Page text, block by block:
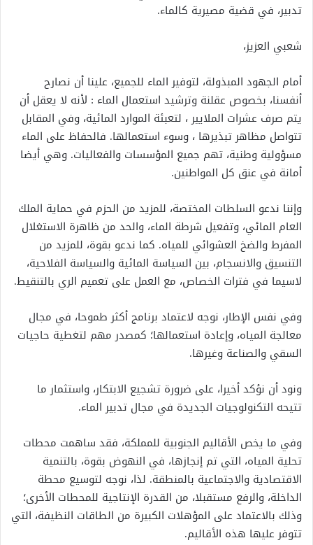
تدبير، في قضية مصيرية كالماء.
شعبي العزيز،
أمام الجهود المبذولة، لتوفير الماء للجميع، علينا أن نصارح
أنفسنا، بخصوص عقلنة وترشيد استعمال الماء : لأنه لا يعقل أن
يتم صرف عشرات الملايير ، لتعبئة الموارد المائية، وفي المقابل
تتواصل مظاهر تبذيرها ، وسوء استعمالها. فالحفاظ على الماء
مسؤولية وطنية، تهم جميع المؤسسات والفعاليات. وهي أيضا
أمانة في عنق كل المواطنين.
وإننا ندعو السلطات المختصة، للمزيد من الحزم في حماية الملك
العام المائي، وتفعيل شرطة الماء، والحد من ظاهرة الاستغلال
المفرط والضخ العشوائي للمياه. كما ندعو بقوة، للمزيد من
التنسيق والانسجام، بين السياسة المائية والسياسة الفلاحية،
لاسيما في فترات الخصاص، مع العمل على تعميم الري بالتنقيط.
وفي نفس الإطار، نوجه لاعتماد برنامج أكثر طموحا، في مجال
معالجة المياه، وإعادة استعمالها؛ كمصدر مهم لتغطية حاجيات
السقي والصناعة وغيرها.
ونود أن نؤكد أخيرا، على ضرورة تشجيع الابتكار، واستثمار ما
تتيحه التكنولوجيات الجديدة في مجال تدبير الماء.
وفي ما يخص الأقاليم الجنوبية للمملكة، فقد ساهمت محطات
تحلية المياه، التي تم إنجازها، في النهوض بقوة، بالتنمية
الاقتصادية والاجتماعية بالمنطقة. لذا، نوجه لتوسيع محطة
الداخلة، والرفع مستقبلا، من القدرة الإنتاجية للمحطات الأخرى؛
وذلك بالاعتماد على المؤهلات الكبيرة من الطاقات النظيفة، التي
تتوفر عليها هذه الأقاليم.